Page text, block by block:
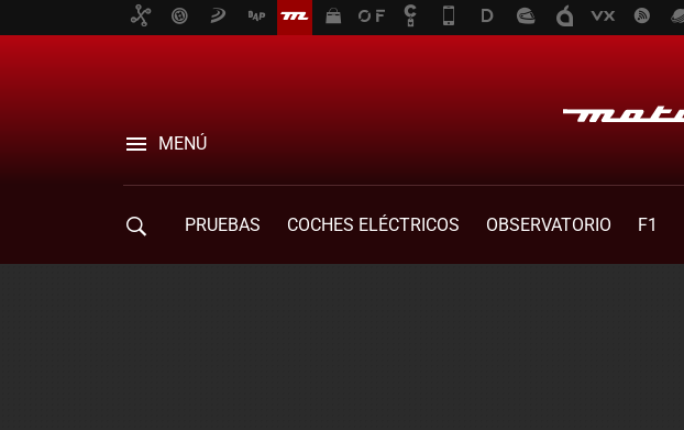
MENÚ
PRUEBAS COCHES ELÉCTRICOS OBSERVATORIO F1